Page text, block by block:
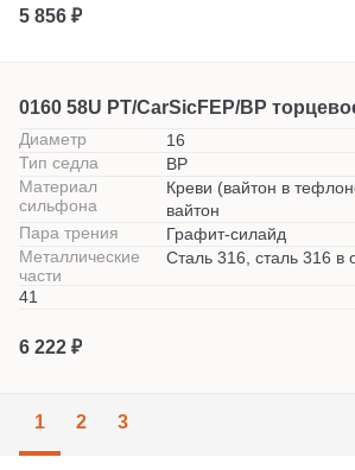
5 856 ₽
0160 58U PT/CarSicFEP/BP
Диаметр
16
Тип седла
BP
Материал
сильфона
Креви (вайтон в
вайтон
Пара трения
Графит-силайд
Металлические
части
Сталь 316, сталь 316 в
41
6 222 ₽
1 2 3